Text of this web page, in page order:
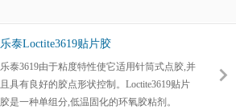
乐泰Loctite3619贴片胶
乐泰3619由于粘度特性使它适用针筒式点胶,并
且具有良好的胶点形状控制。Loctite3619贴片
胶是一种单组分,低温固化的环氧胶粘剂。